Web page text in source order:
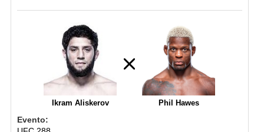
Ikram Aliskerov Phil Hawes
Evento: